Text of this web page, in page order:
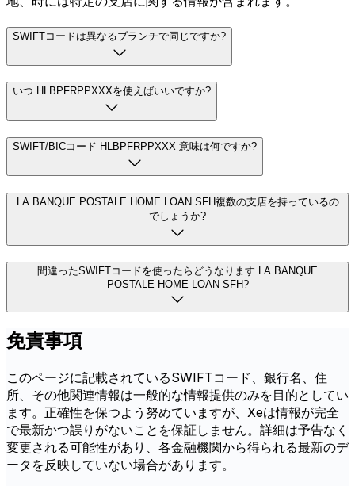
SWIFTコードは異なるブランチで同じですか?
いつ HLBPFRPPXXXを使えばいいですか?
SWIFT/BICコード HLBPFRPPXXX 意味は何ですか?
LA BANQUE POSTALE HOME LOAN SFH複数の支店を持っているの
でしょうか?
間違ったSWIFTコードを使ったらどうなります LA BANQUE
POSTALE HOME LOAN SFH?
免責事項
このページに記載されているSWIFTコード、銀行名、住
所、その他関連情報は一般的な情報提供のみを目的としてい
ます。正確性を保つよう努めていますが、Xeは情報が完全
で最新かつ誤りがないことを保証しません。詳細は予告なく
変更される可能性があり、各金融機関から得られる最新のデ
ータを反映していない場合があります。